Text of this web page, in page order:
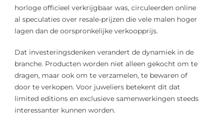
horloge officieel verkrijgbaar was, circuleerden online
al speculaties over resale-prijzen die vele malen hoger
lagen dan de oorspronkelijke verkoopprijs.
Dat investeringsdenken verandert de dynamiek in de
branche. Producten worden niet alleen gekocht om te
dragen, maar ook om te verzamelen, te bewaren of
door te verkopen. Voor juweliers betekent dit dat
limited editions en exclusieve samenwerkingen steeds
interessanter kunnen worden.